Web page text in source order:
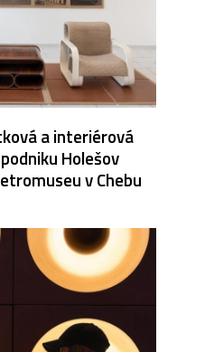
a interiérová
Holešov
v Chebu